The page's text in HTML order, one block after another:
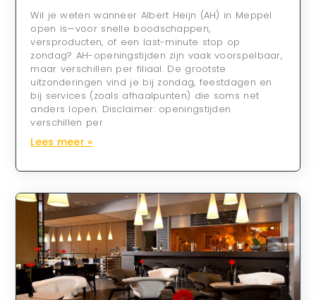
Wil je weten wanneer Albert Heijn (AH) in Meppel
open is—voor snelle boodschappen,
versproducten, of een last-minute stop op
zondag? AH-openingstijden zijn vaak voorspelbaar,
maar verschillen per filiaal. De grootste
uitzonderingen vind je bij zondag, feestdagen en
bij services (zoals afhaalpunten) die soms net
anders lopen. Disclaimer: openingstijden
verschillen per
Lees meer »